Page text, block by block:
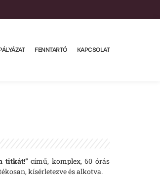
FENNTARTÓ KAPCSOLAT
titkát!” című, komplex, 60 órás
kísérletezve és alkotva.